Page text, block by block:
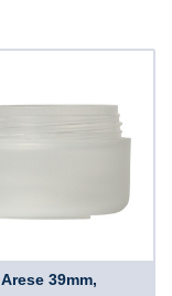
Arese 39mm,